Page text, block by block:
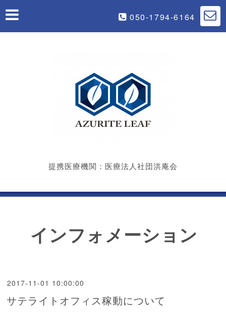
050-1794-6164
提携医療機関：医療法人社団洪庵会
インフォメーション
2017-11-01 10:00:00
サテライトオフィス稼動について